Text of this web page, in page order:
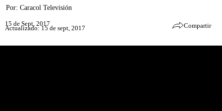
Por: Caracol Televisión
15 de Sept, 2017
Actualizado: 15 de sept, 2017 Compartir